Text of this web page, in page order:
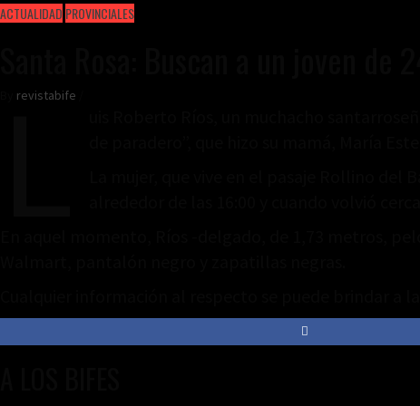
ACTUALIDAD PROVINCIALES
revistabife
L